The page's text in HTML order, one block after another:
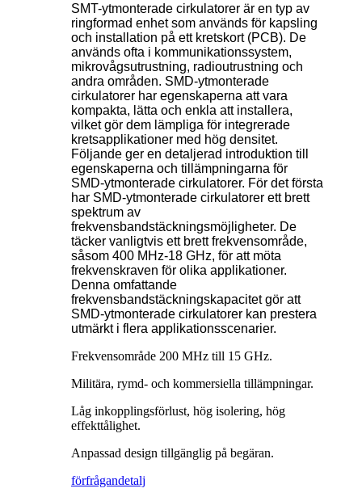
SMT-ytmonterade cirkulatorer är en typ av
ringformad enhet som används för kapsling
och installation på ett kretskort (PCB). De
används ofta i kommunikationssystem,
mikrovågsutrustning, radioutrustning och
andra områden. SMD-ytmonterade
cirkulatorer har egenskaperna att vara
kompakta, lätta och enkla att installera,
vilket gör dem lämpliga för integrerade
kretsapplikationer med hög densitet.
Följande ger en detaljerad introduktion till
egenskaperna och tillämpningarna för
SMD-ytmonterade cirkulatorer. För det första
har SMD-ytmonterade cirkulatorer ett brett
spektrum av
frekvensbandstäckningsmöjligheter. De
täcker vanligtvis ett brett frekvensområde,
såsom 400 MHz-18 GHz, för att möta
frekvenskraven för olika applikationer.
Denna omfattande
frekvensbandstäckningskapacitet gör att
SMD-ytmonterade cirkulatorer kan prestera
utmärkt i flera applikationsscenarier.
Frekvensområde 200 MHz till 15 GHz.
Militära, rymd- och kommersiella tillämpningar.
Låg inkopplingsförlust, hög isolering, hög
effekttålighet.
Anpassad design tillgänglig på begäran.
förfrågandetalj